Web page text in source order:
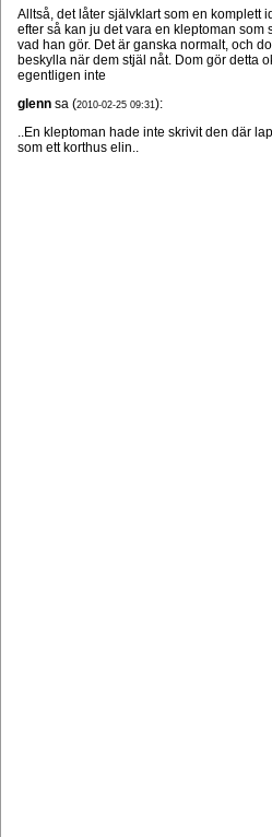
Alltså, det låter självklart som en komplett
efter så kan ju det vara en kleptoman som
vad han gör. Det är ganska normalt, och
beskylla när dem stjäl nåt. Dom gör detta
egentligen inte
glenn sa (2010-02-25 09:31):
..En kleptoman hade inte skrivit den där
som ett korthus elin..